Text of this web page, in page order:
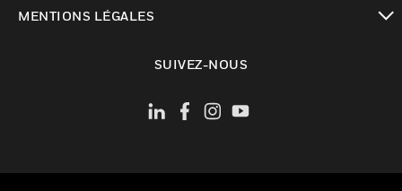
MENTIONS LÉGALES
SUIVEZ-NOUS